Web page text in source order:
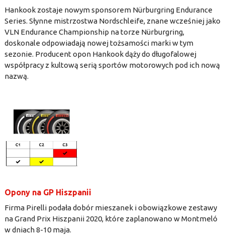
Hankook zostaje nowym sponsorem Nürburgring Endurance
Series. Słynne mistrzostwa Nordschleife, znane wcześniej jako
VLN Endurance Championship na torze Nürburgring,
doskonale odpowiadają nowej tożsamości marki w tym
sezonie. Producent opon Hankook dąży do długofalowej
współpracy z kultową serią sportów motorowych pod ich nową
nazwą.
Opony na GP Hiszpanii
Firma Pirelli podała dobór mieszanek i obowiązkowe zestawy
na Grand Prix Hiszpanii 2020, które zaplanowano w Montmeló
w dniach 8-10 maja.